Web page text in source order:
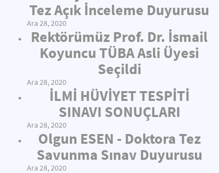
Tez Açık İnceleme Duyurusu
Ara 28, 2020
Rektörümüz Prof. Dr. İsmail
Koyuncu TÜBA Asli Üyesi
Seçildi
Ara 28, 2020
İLMİ HÜVİYET TESPİTİ
SINAVI SONUÇLARI
Ara 28, 2020
Olgun ESEN - Doktora Tez
Savunma Sınav Duyurusu
Ara 28, 2020